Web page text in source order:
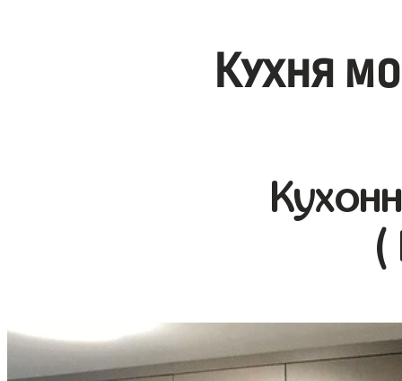
Кухня
(